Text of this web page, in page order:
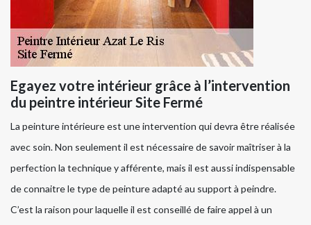
Egayez votre intérieur grâce à l’intervention
du peintre intérieur Site Fermé
La peinture intérieure est une intervention qui devra être réalisée
avec soin. Non seulement il est nécessaire de savoir maîtriser à la
perfection la technique y afférente, mais il est aussi indispensable
de connaitre le type de peinture adapté au support à peindre.
C’est la raison pour laquelle il est conseillé de faire appel à un